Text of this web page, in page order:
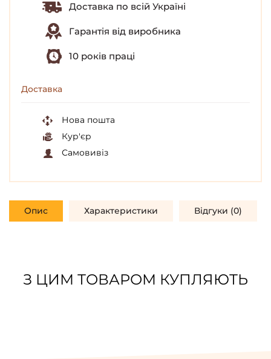
Доставка по всій Україні
Гарантія від виробника
10 років праці
Доставка
Нова пошта
Кур'єр
Самовивіз
Опис Характеристики Відгуки (0)
З ЦИМ ТОВАРОМ КУПЛЯЮТЬ